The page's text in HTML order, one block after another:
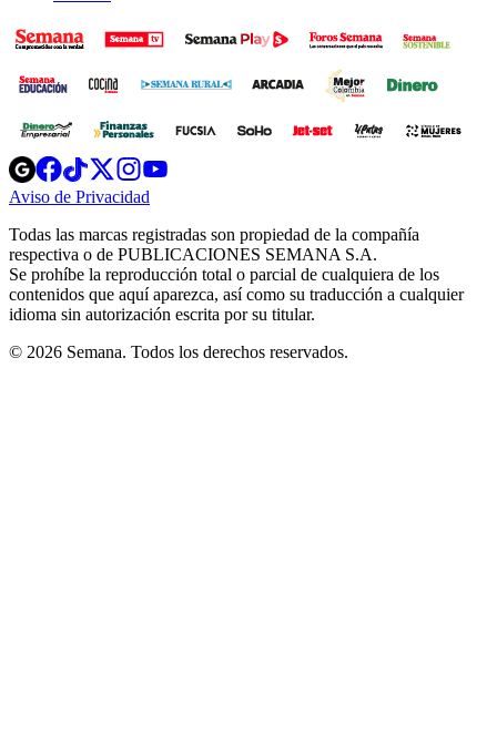
Opens
in
new
Opens
in
new
Opens
in
new
window
Opens
new
windowwindow
Aviso de Privacidad
new
window
Todas las marcas registradas son propiedad de la compañía
respectiva o de PUBLICACIONES SEMANA S.A.
Se prohíbe la reproducción total o parcial de cualquiera de los
contenidos que aquí aparezca, así como su traducción a cualquier
idioma sin autorización escrita por su titular.
© 2026 Semana. Todos los derechos reservados.